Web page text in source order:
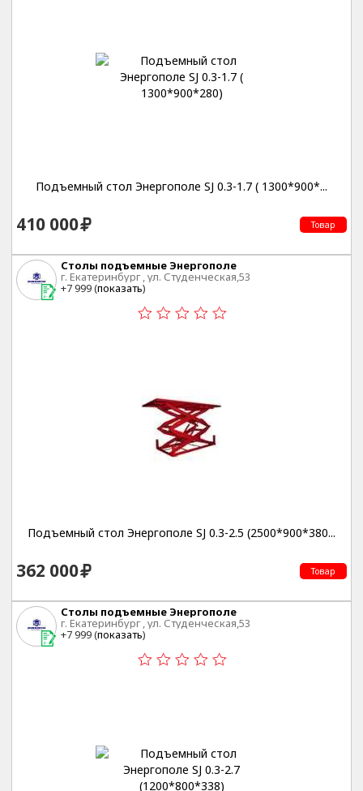
Подъемный стол Энергополе SJ 0.3-1.7 ( 1300*900*...
410 000 Товар
Столы подъемные Энергополе
г. Екатеринбург , ул. Студенческая,53
+7 999 (показать)
Подъемный стол Энергополе SJ 0.3-2.5 (2500*900*380...
362 000 Товар
Столы подъемные Энергополе
г. Екатеринбург , ул. Студенческая,53
+7 999 (показать)